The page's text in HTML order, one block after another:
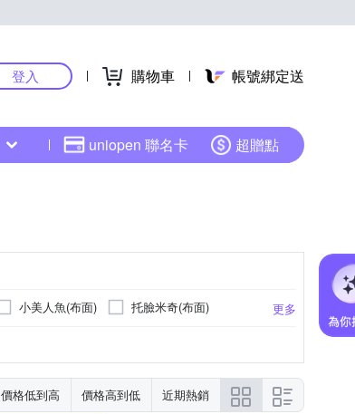
登入 購物車 帳號綁定送
uniopen 聯名卡 超贈點
更多
小美人魚(布面)
托臉米奇(布面)
價格低到高 價格高到低 近期熱銷